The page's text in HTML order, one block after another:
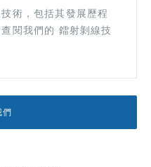
術，包括其發展歷程
閱我們的 鐳射剝線技
們